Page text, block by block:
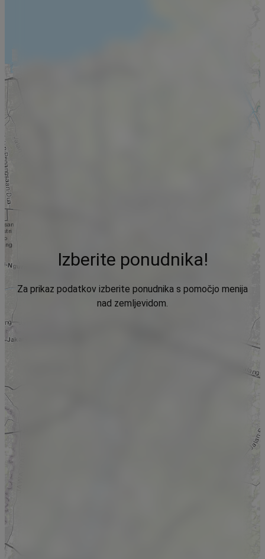
Izberite ponudnika!
Za prikaz podatkov izberite ponudnika s pomočjo menija
nad zemljevidom.